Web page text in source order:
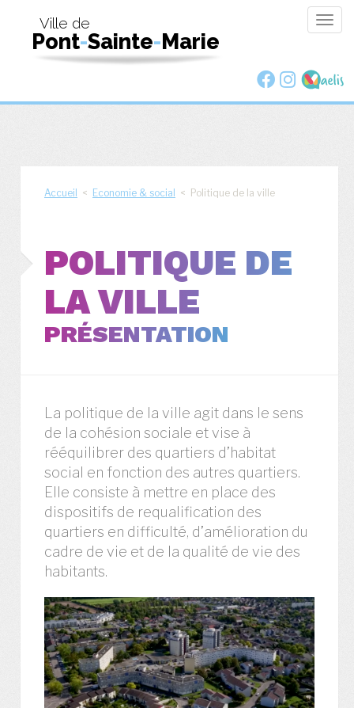
Ville de
Pont-Sainte-Marie
Accueil < Economie & social < Politique de la ville
POLITIQUE DE
LA VILLE
PRÉSENTATION
La politique de la ville agit dans le sens
de la cohésion sociale et vise à
rééquilibrer des quartiers d’habitat
social en fonction des autres quartiers.
Elle consiste à mettre en place des
dispositifs de requalification des
quartiers en difficulté, d’amélioration du
cadre de vie et de la qualité de vie des
habitants.